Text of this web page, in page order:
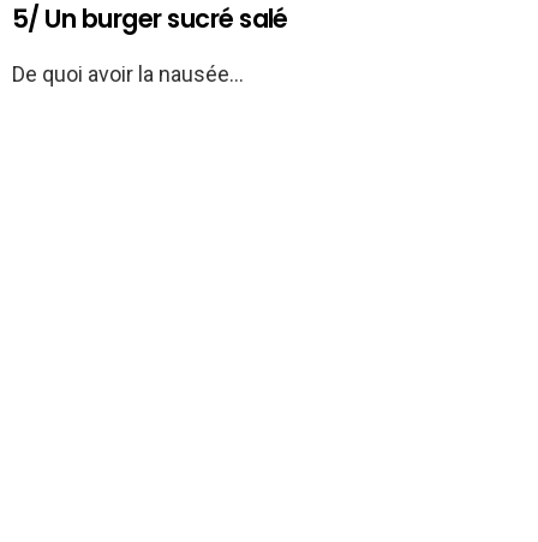
5/ Un burger sucré salé
De quoi avoir la nausée…